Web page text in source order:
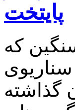
پایتخت
که
گذاشته